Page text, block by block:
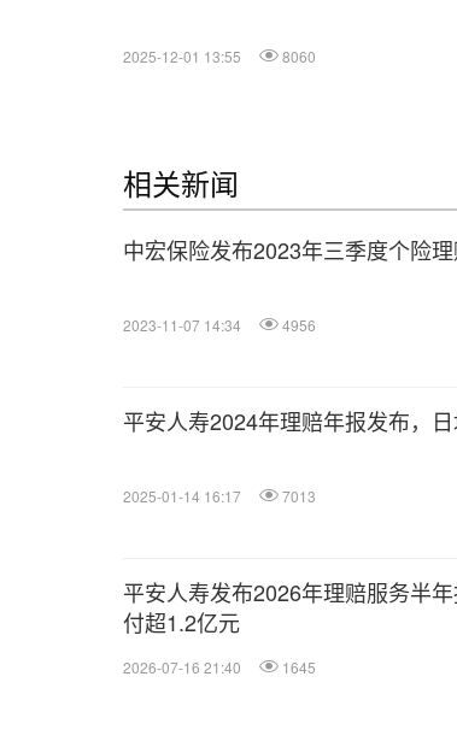
2025-12-01 13:55 8060
相关新闻
中宏保险发布2023年三季度个险
2023-11-07 14:34 4956
平安人寿2024年理赔年报发布，
2025-01-14 16:17 7013
平安人寿发布2026年理赔服务半
付超1.2亿元
2026-07-16 21:40 1645